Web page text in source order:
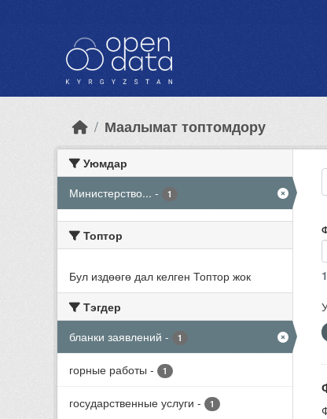
Маалымат топтомдору
Уюмдар
Министерство... - 1
Топтор
Бул издөөгө дал келген Топтор жок
Тэгдер
бланки заявлений - 1
горные работы - 1
государственные услуги - 1